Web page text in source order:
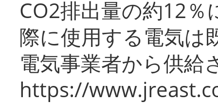
CO2排出量の約12％
際に使用する電気は
電気事業者から供給
https://